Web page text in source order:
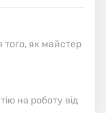
як майстер
на роботу від